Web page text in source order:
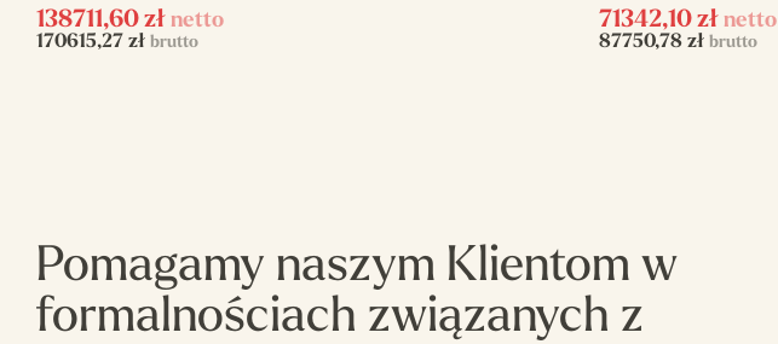
Napięcie zasilania
138711,60 zł netto
170615,27 zł brutto
71342,10 zł netto
87750,78 zł brutto
Pomagamy naszym Klientom w
formalnościach związanych z